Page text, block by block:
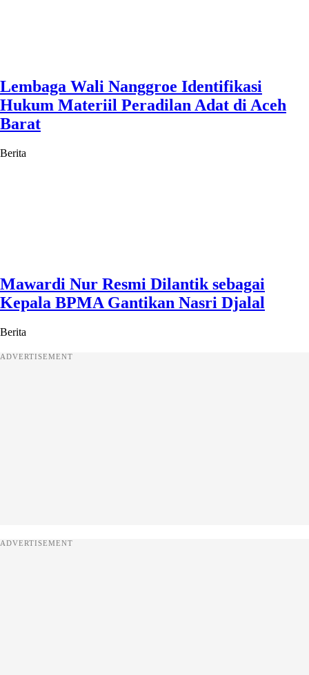
Lembaga Wali Nanggroe Identifikasi
Hukum Materiil Peradilan Adat di Aceh
Barat
Berita
Mawardi Nur Resmi Dilantik sebagai
Kepala BPMA Gantikan Nasri Djalal
Berita
ADVERTISEMENT
ADVERTISEMENT